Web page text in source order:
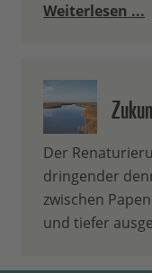
Weiterlesen ...
Der
dringender
zwischen
und tiefer